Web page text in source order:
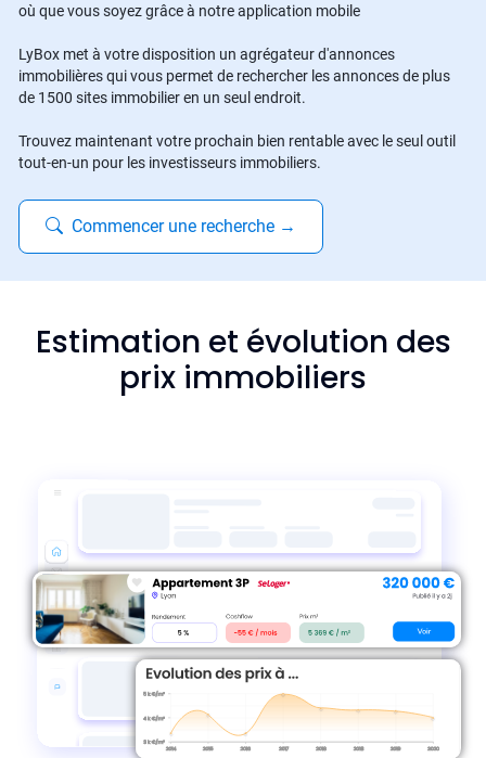
où que vous soyez grâce à notre application mobile
LyBox met à votre disposition un agrégateur d'annonces
immobilières qui vous permet de rechercher les annonces de plus
de 1500 sites immobilier en un seul endroit.
Trouvez maintenant votre prochain bien rentable avec le seul outil
tout-en-un pour les investisseurs immobiliers.
Commencer une recherche →
Estimation et évolution des
prix immobiliers